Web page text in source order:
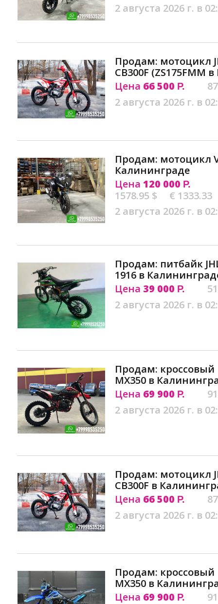
2 августа 2026 г. в
Продам: мотоцикл
CB300F (ZS175FMM
Цена 66 500 Р.
2 августа 2026 г. в
Продам: мотоцикл
Калининграде
Цена 120 000 Р.
1578.95 $
€ 1333.33
2 августа 2026 г. в
Продам: питбайк
1916 в
Цена 39 000 Р.
2 августа 2026 г. в
Продам: кроссовый
MX350 в
Цена 69 900 Р.
2 августа 2026 г. в
Продам: мотоцикл
CB300F в
Цена 66 500 Р.
2 августа 2026 г. в
Продам: кроссовый
MX350 в
Цена 69 900 Р.